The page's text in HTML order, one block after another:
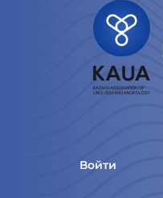
Войти